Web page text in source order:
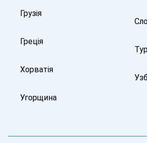
Грузія
Греція
Хорватія
Угорщина